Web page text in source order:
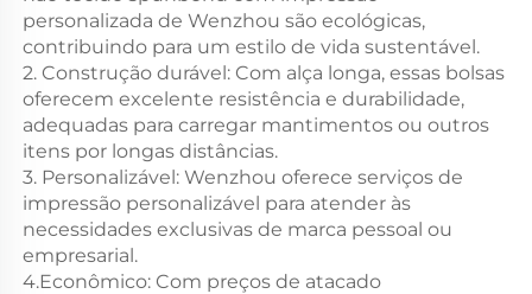
personalizada de Wenzhou são ecológicas,
contribuindo para um estilo de vida sustentável.
2. Construção durável: Com alça longa, essas bolsas
oferecem excelente resistência e durabilidade,
adequadas para carregar mantimentos ou outros
itens por longas distâncias.
3. Personalizável: Wenzhou oferece serviços de
impressão personalizável para atender às
necessidades exclusivas de marca pessoal ou
empresarial.
4.Econômico: Com preços de atacado